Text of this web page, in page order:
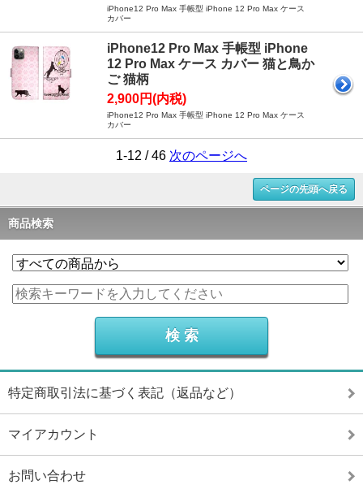
iPhone12 Pro Max 手帳型 iPhone 12 Pro Max ケース
カバー
iPhone12 Pro Max 手帳型 iPhone
12 Pro Max ケース カバー 猫と鳥か
ご 猫柄
2,900円(内税)
iPhone12 Pro Max 手帳型 iPhone 12 Pro Max ケース
カバー
1-12 / 46 次のページへ
ページの先頭へ戻る
商品検索
特定商取引法に基づく表記（返品など）
マイアカウント
お問い合わせ